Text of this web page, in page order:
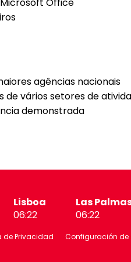
agências nacionais
vários setores de
demonstrada
Lisboa
06:22
Las
06:22
de Privacidad Configuración de